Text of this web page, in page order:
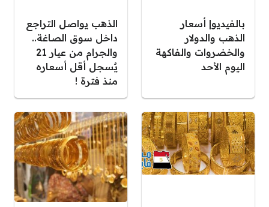
بالفيديو| أسعار
الذهب والدولار
والخضروات والفاكهة
اليوم الأحد
الذهب يواصل التراجع
داخل سوق الصاغة..
والجرام من عيار 21
يٌسجل أقل أسعاره
منذ فترة !